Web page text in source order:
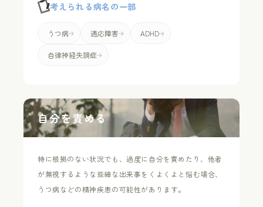
考えられる病名の一部
うつ病 適応障害 ADHD
自律神経失調症
特に根拠のない状況でも、過度に自分を責めたり、他者
が無視するような些細な出来事をくよくよと悩む場合、
うつ病などの精神疾患の可能性があります。
自分を責める